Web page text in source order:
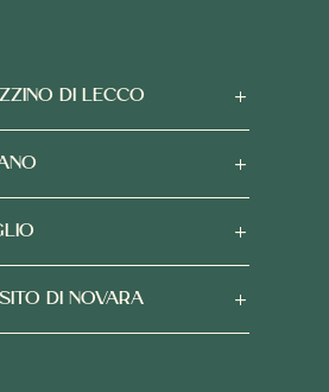
DI LECCO
DI NOVARA